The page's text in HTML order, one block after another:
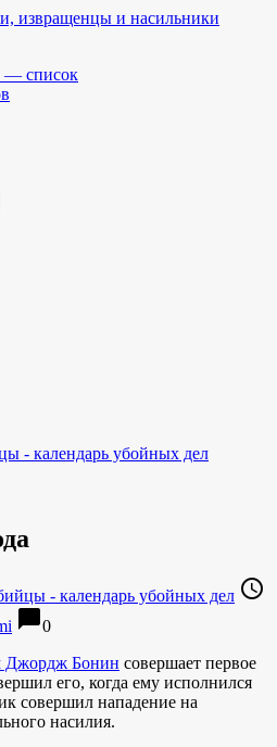
извращенцы и насильники
— список
- календарь убойных дел
- календарь убойных дел access_time
chat_bubble0
Джордж Бонин совершает первое
его, когда ему исполнился
совершил нападение на
насилия.